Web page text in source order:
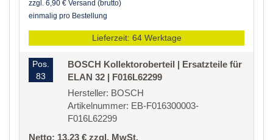
zzgl. 6,90 € Versand (brutto)
einmalig pro Bestellung
Lieferzeit: 64 Werktage
Pos.
83
BOSCH Kollektoroberteil | Ersatzteile für
ELAN 32 | F016L62299
Hersteller: BOSCH
Artikelnummer: EB-F016300003-
F016L62299
Netto: 13,23 € zzgl. MwSt.